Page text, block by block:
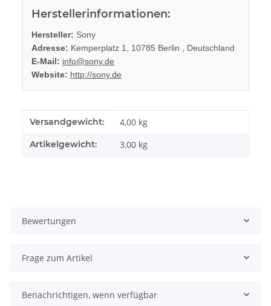
Herstellerinformationen:
Hersteller: Sony
Adresse: Kemperplatz 1, 10785 Berlin , Deutschland
E-Mail: info@sony.de
Website: http://sony.de
Produkteigenschaft
Wert
Versandgewicht: 4,00 kg
Artikelgewicht: 3,00 kg
Bewertungen
Frage zum Artikel
Benachrichtigen, wenn verfügbar